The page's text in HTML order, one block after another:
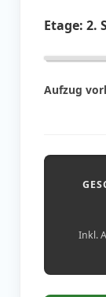
Etage: 2.
Aufzug
Inkl.